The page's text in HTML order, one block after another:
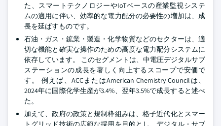
た、スマートテクノロジーやIoTベースの産業監視システ
ムの適用に伴い、効率的な電力配分の必要性の増加は、成
長を延ばすものです。
石油・ガス・鉱業・製造・化学物質などのセクターは、適
切な機能と確実な操作のための高度な電力配分システムに
依存しています。 このセグメントは、中電圧デジタルサブ
ステーションの成長を著しく向上するスコープで安価で
す。 例えば、ACCまたはAmerican Chemistry Councilは、
2024年に国際化学生産が3.4%、翌年3.5%で成長すると述べ
た。
加えて、政府の政策と規制枠組みは、格子近代化とスマー
トグリッド技術の広範な採用を目的とし、デジタル・サブ